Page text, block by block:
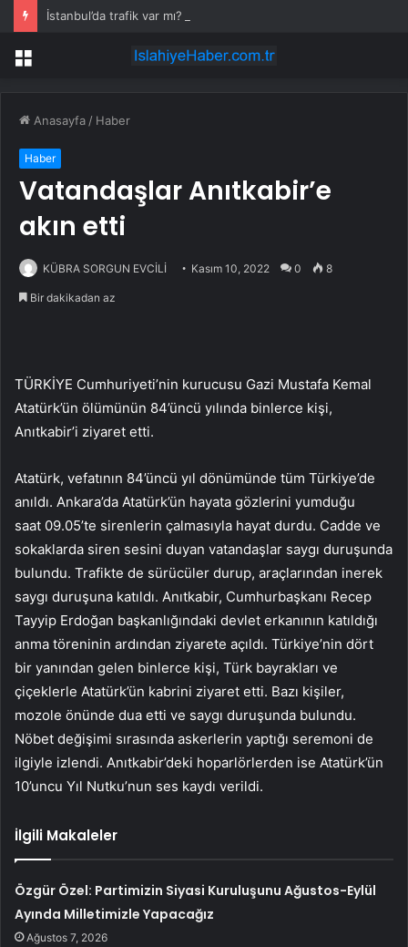
Menü
Anasayfa / Haber
Haber
Vatandaşlar Anıtkabir’e
akın etti
KÜBRA SORGUN EVCİLİ Kasım 10, 2022 0 8
Bir dakikadan az
TÜRKİYE Cumhuriyeti’nin kurucusu Gazi Mustafa Kemal
Atatürk’ün ölümünün 84’üncü yılında binlerce kişi,
Anıtkabir’i ziyaret etti.
Atatürk, vefatının 84’üncü yıl dönümünde tüm Türkiye’de
anıldı. Ankara’da Atatürk’ün hayata gözlerini yumduğu
saat 09.05’te sirenlerin çalmasıyla hayat durdu. Cadde ve
sokaklarda siren sesini duyan vatandaşlar saygı duruşunda
bulundu. Trafikte de sürücüler durup, araçlarından inerek
saygı duruşuna katıldı. Anıtkabir, Cumhurbaşkanı Recep
Tayyip Erdoğan başkanlığındaki devlet erkanının katıldığı
anma töreninin ardından ziyarete açıldı. Türkiye’nin dört
bir yanından gelen binlerce kişi, Türk bayrakları ve
çiçeklerle Atatürk’ün kabrini ziyaret etti. Bazı kişiler,
mozole önünde dua etti ve saygı duruşunda bulundu.
Nöbet değişimi sırasında askerlerin yaptığı seremoni de
ilgiyle izlendi. Anıtkabir’deki hoparlörlerden ise Atatürk’ün
10’uncu Yıl Nutku’nun ses kaydı verildi.
İlgili Makaleler
Özgür Özel: Partimizin Siyasi Kuruluşunu Ağustos-Eylül
Ayında Milletimizle Yapacağız
Ağustos 7, 2026